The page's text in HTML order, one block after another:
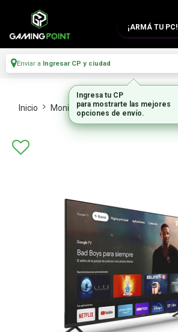
¡ARMÁ TU PC!
Enviar a Ingresar CP y ciudad
Inicio Monitores Y Tvs Tvs
Ingresa tu CP
para mostrarte las mejores
opciones de envío.